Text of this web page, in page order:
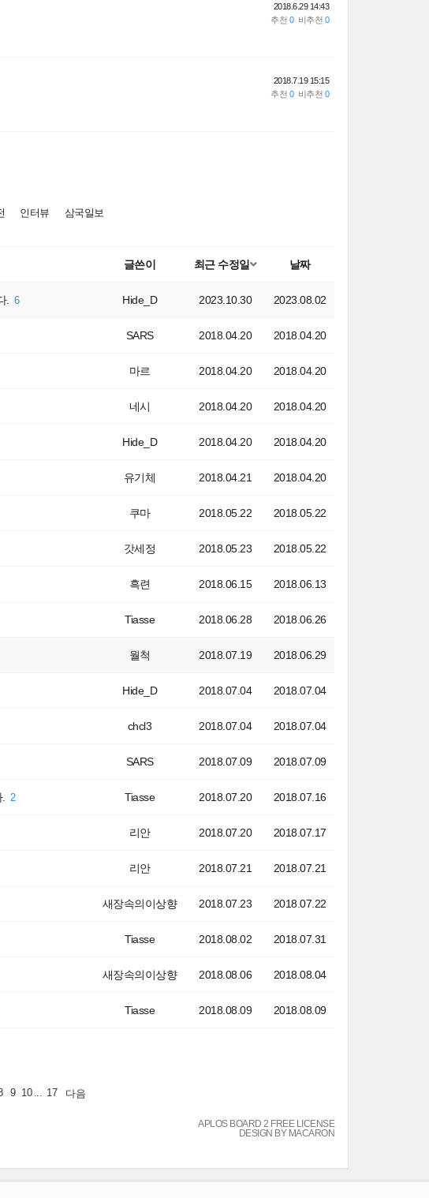
2018.6.29 14:43
2018.7.19 15:15
인터뷰 삼국일보
글쓴이 최근 수정일 날짜
. 6 Hide_D 2023.10.30 2023.08.02
SARS 2018.04.20 2018.04.20
마르 2018.04.20 2018.04.20
네시 2018.04.20 2018.04.20
Hide_D 2018.04.20 2018.04.20
유기체 2018.04.21 2018.04.20
쿠마 2018.05.22 2018.05.22
갓세정 2018.05.23 2018.05.22
흑련 2018.06.15 2018.06.13
Tiasse 2018.06.28 2018.06.26
월척 2018.07.19 2018.06.29
Hide_D 2018.07.04 2018.07.04
chcl3 2018.07.04 2018.07.04
SARS 2018.07.09 2018.07.09
2 Tiasse 2018.07.20 2018.07.16
리안 2018.07.20 2018.07.17
리안 2018.07.21 2018.07.21
새장속의이상향 2018.07.23 2018.07.22
Tiasse 2018.08.02 2018.07.31
새장속의이상향 2018.08.06 2018.08.04
Tiasse 2018.08.09 2018.08.09
9 10 ... 17 다음
APLOS BOARD 2 FREE LICENSE
DESIGN BY MACARON